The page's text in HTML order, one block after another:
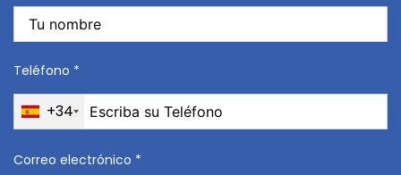
Teléfono *
+34
Correo electrónico *